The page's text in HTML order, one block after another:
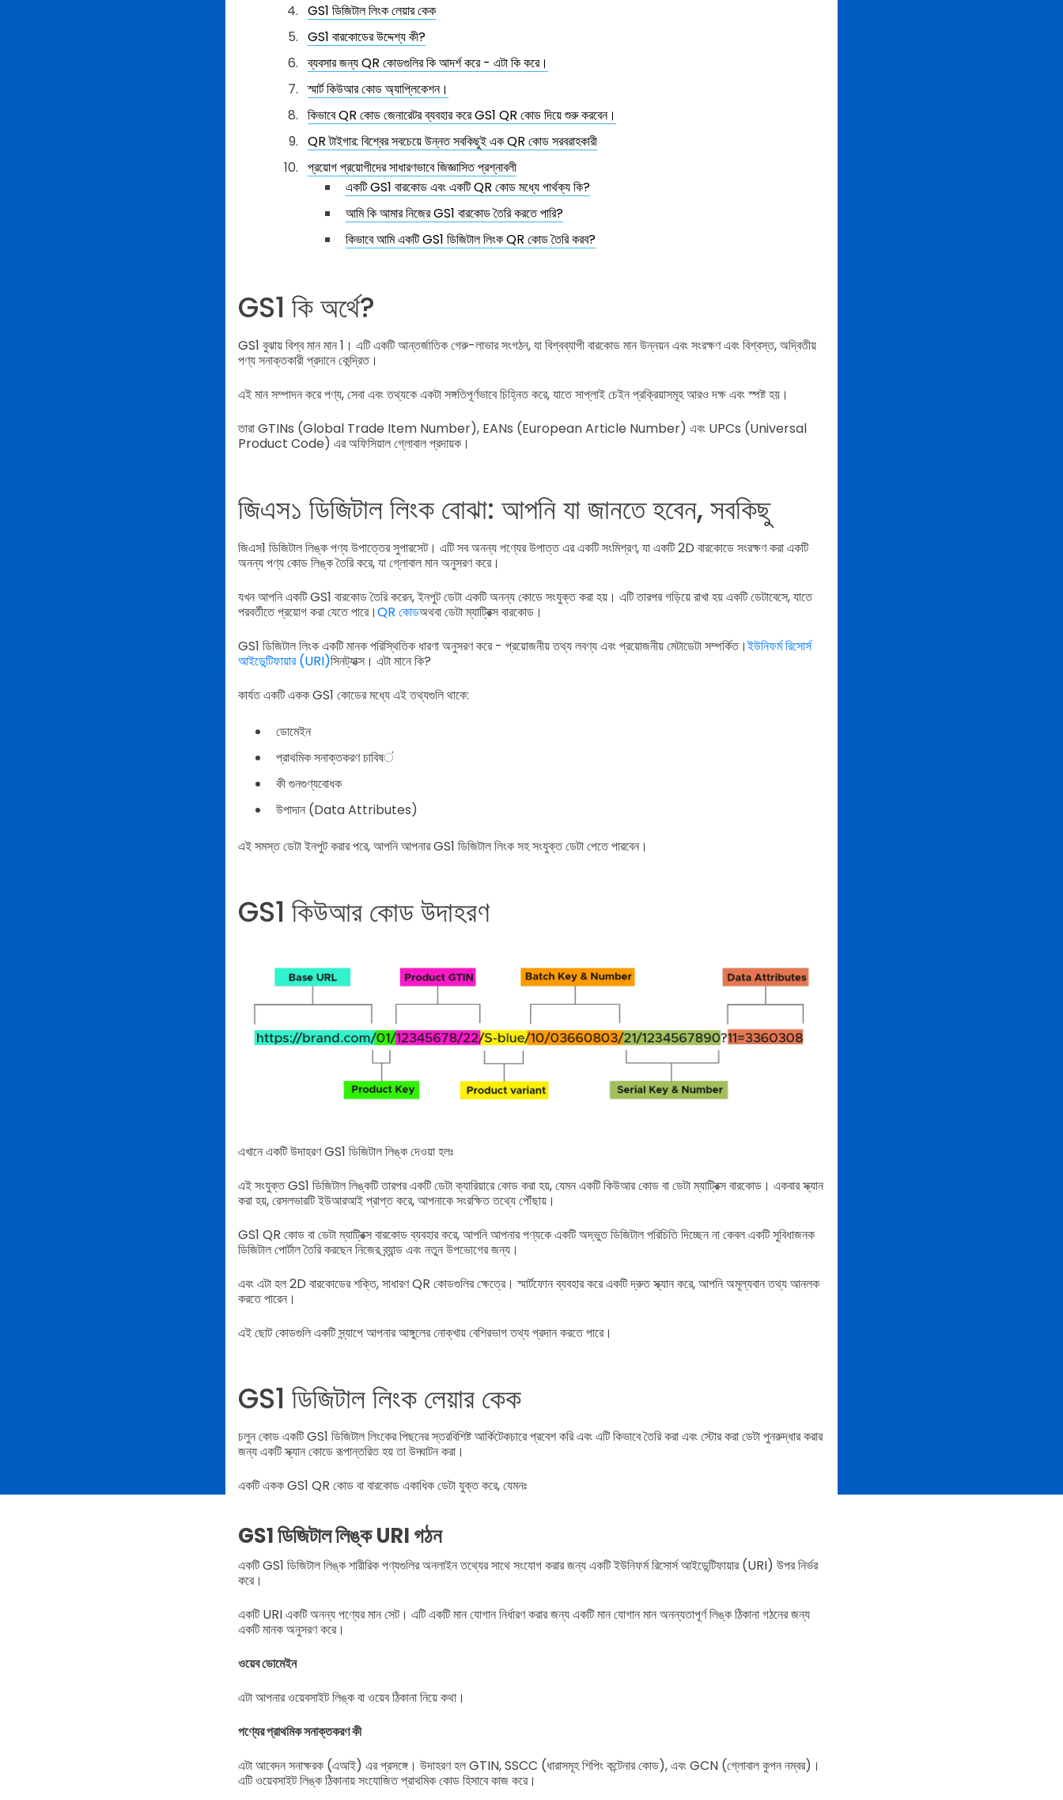
GS1 ডিজিটাল লিংক লেয়ার কেক
GS1 বারকোডের উদ্দেশ্য কী?
ব্যবসার জন্য QR কোডগুলির কি আদর্শ করে - এটা কি করে।
স্মার্ট কিউআর কোড অ্যাপ্লিকেশন।
কিভাবে QR কোড জেনারেটর ব্যবহার করে GS1 QR কোড দিয়ে শুরু করবেন।
QR টাইগার: বিশ্বের সবচেয়ে উন্নত সবকিছুই এক QR কোড সরবরাহকারী
প্রয়োগ প্রয়োগীদের সাধারণভাবে জিজ্ঞাসিত প্রশ্নাবলী
একটি GS1 বারকোড এবং একটি QR কোড মধ্যে পার্থক্য কি?
আমি কি আমার নিজের GS1 বারকোড তৈরি করতে পারি?
কিভাবে আমি একটি GS1 ডিজিটাল লিংক QR কোড তৈরি করব?
GS1 কি অর্থে?
GS1 বুঝায় বিশ্ব মান মান 1। এটি একটি আন্তর্জাতিক গেরু-লাভার সংগঠন, যা বিশ্বব্যাপী বারকোড মান উন্নয়ন এবং সংরক্ষণ এবং বিশ্বস্ত, অদ্বিতীয়
পণ্য সনাক্তকারী প্রদানে কেন্দ্রিত।
এই মান সম্পাদন করে পণ্য, সেবা এবং তথ্যকে একটা সঙ্গতিপূর্ণভাবে চিহ্নিত করে, যাতে সাপ্লাই চেইন প্রক্রিয়াসমূহ আরও দক্ষ এবং স্পষ্ট হয়।
তারা GTINs (Global Trade Item Number), EANs (European Article Number) এবং UPCs (Universal
Product Code) এর অফিসিয়াল গ্লোবাল প্রদায়ক।
জিএস১ ডিজিটাল লিংক বোঝা: আপনি যা জানতে হবেন, সবকিছু
জিএস1 ডিজিটাল লিঙ্ক পণ্য উপাত্তের সুপারসেট। এটি সব অনন্য পণ্যের উপাত্ত এর একটি সংমিশ্রণ, যা একটি 2D বারকোডে সংরক্ষণ করা একটি
অনন্য পণ্য কোড লিঙ্ক তৈরি করে, যা গ্লোবাল মান অনুসরণ করে।
যখন আপনি একটি GS1 বারকোড তৈরি করেন, ইনপুট ডেটা একটি অনন্য কোডে সংযুক্ত করা হয়। এটি তারপর গড়িয়ে রাখা হয় একটি ডেটাবেসে, যাতে
পরবর্তীতে প্রয়োগ করা যেতে পারে।QR কোডঅথবা ডেটা ম্যাট্রিক্স বারকোড।
GS1 ডিজিটাল লিংক একটি মানক পরিস্থিতিক ধারণা অনুসরণ করে - প্রয়োজনীয় তথ্য লবণ্য এবং প্রয়োজনীয় মেটাডেটা সম্পর্কিত।ইউনিফর্ম রিসোর্স
আইডেন্টিফায়ার (URI)সিনট্যাক্স। এটা মানে কি?
কার্যত একটি একক GS1 কোডের মধ্যে এই তথ্যগুলি থাকে:
ডোমেইন
প্রাথমিক সনাক্তকরণ চাবিষं
কী গুনগুণ্যবোধক
উপাদান (Data Attributes)
এই সমস্ত ডেটা ইনপুট করার পরে, আপনি আপনার GS1 ডিজিটাল লিংক সহ সংযুক্ত ডেটা পেতে পারবেন।
GS1 কিউআর কোড উদাহরণ
এখানে একটি উদাহরণ GS1 ডিজিটাল লিঙ্ক দেওয়া হলঃ
এই সংযুক্ত GS1 ডিজিটাল লিঙ্কটি তারপর একটি ডেটা ক্যারিয়ারে কোড করা হয়, যেমন একটি কিউআর কোড বা ডেটা ম্যাট্রিক্স বারকোড। একবার স্ক্যান
করা হয়, রেসলভারটি ইউআরআই প্রাপ্ত করে, আপনাকে সংরক্ষিত তথ্যে পৌঁছায়।
GS1 QR কোড বা ডেটা ম্যাট্রিক্স বারকোড ব্যবহার করে, আপনি আপনার পণ্যকে একটি অদ্ভুত ডিজিটাল পরিচিতি দিচ্ছেন না কেবল একটি সুবিধাজনক
ডিজিটাল পোর্টাল তৈরি করছেন নিজের ব্র্যান্ড এবং নতুন উপভোগের জন্য।
এবং এটা হল 2D বারকোডের শক্তি, সাধারণ QR কোডগুলির ক্ষেত্রে। স্মার্টফোন ব্যবহার করে একটি দ্রুত স্ক্যান করে, আপনি অমূল্যবান তথ্য আনলক
করতে পারেন।
এই ছোট কোডগুলি একটি স্ন্যাপে আপনার আঙ্গুলের নোক্খায় বেশিরভাগ তথ্য প্রদান করতে পারে।
GS1 ডিজিটাল লিংক লেয়ার কেক
চলুন কোড একটি GS1 ডিজিটাল লিংকের পিছনের স্তরবিশিষ্ট আর্কিটেকচারে প্রবেশ করি এবং এটি কিভাবে তৈরি করা এবং স্টোর করা ডেটা পুনরুদ্ধার করার
জন্য একটি স্ক্যান কোডে রূপান্তরিত হয় তা উদ্ঘাটন করা।
একটি একক GS1 QR কোড বা বারকোড একাধিক ডেটা যুক্ত করে, যেমনঃ
GS1 ডিজিটাল লিঙ্ক URI গঠন
একটি GS1 ডিজিটাল লিঙ্ক শারীরিক পণ্যগুলির অনলাইন তথ্যের সাথে সংযোগ করার জন্য একটি ইউনিফর্ম রিসোর্স আইডেন্টিফায়ার (URI) উপর নির্ভর
করে।
একটি URI একটি অনন্য পণ্যের মান সেট। এটি একটি মান যোগান নির্ধারণ করার জন্য একটি মান যোগান মান অনন্যতাপূর্ণ লিঙ্ক ঠিকানা গঠনের জন্য
একটি মানক অনুসরণ করে।
ওয়েব ডোমেইন
এটা আপনার ওয়েবসাইট লিঙ্ক বা ওয়েব ঠিকানা নিয়ে কথা।
পণ্যের প্রাথমিক সনাক্তকরণ কী
এটা আবেদন সনাক্ষরক (এআই) এর প্রসঙ্গে। উদাহরণ হল GTIN, SSCC (ধারাসমূহ শিপিং কন্টেনার কোড), এবং GCN (গ্লোবাল কুপন নম্বর)।
এটি ওয়েবসাইট লিঙ্ক ঠিকানায় সংযোজিত প্রাথমিক কোড হিসাবে কাজ করে।